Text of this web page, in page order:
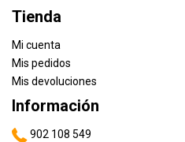
Tienda
Mi cuenta
Mis pedidos
Mis devoluciones
Información
902 108 549